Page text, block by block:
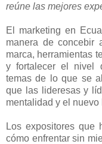
reúne las mejores
El marketing en
manera de concebir
marca, herramientas
y fortalecer el nivel
temas de lo que se
que las lideresas y
mentalidad y el nuevo
Los expositores que
cómo enfrentar sin